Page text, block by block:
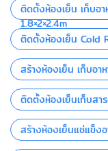
ติดตั้งห้องเย็น เก็บอ
1.8×2×2.4m
ติดตั้งห้องเย็น Cold
สร้างห้องเย็น เก็บอา
ติดตั้งห้องเย็นเก็บสา
สร้างห้องเย็นแช่แข็งอ